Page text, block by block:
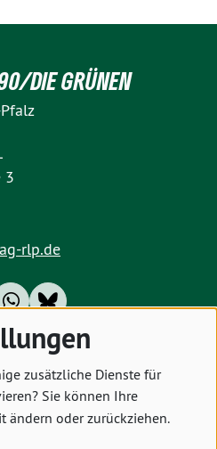
DIE GRÜNEN
3
rlp.de
Cookies
zusätzliche Dienste für
Sie können Ihre
ändern oder zurückziehen.